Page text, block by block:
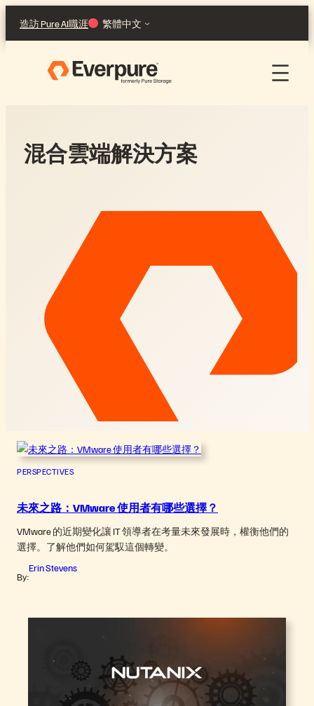
主
造訪 Pure AI職涯 繁體中文
混合雲端解決方案
PERSPECTIVES
未來之路：VMware 使用者有哪些選擇？
VMware 的近期變化讓 IT 領導者在考量未來發展時，權衡他們的
選擇。了解他們如何駕馭這個轉變。
By:
Erin Stevens